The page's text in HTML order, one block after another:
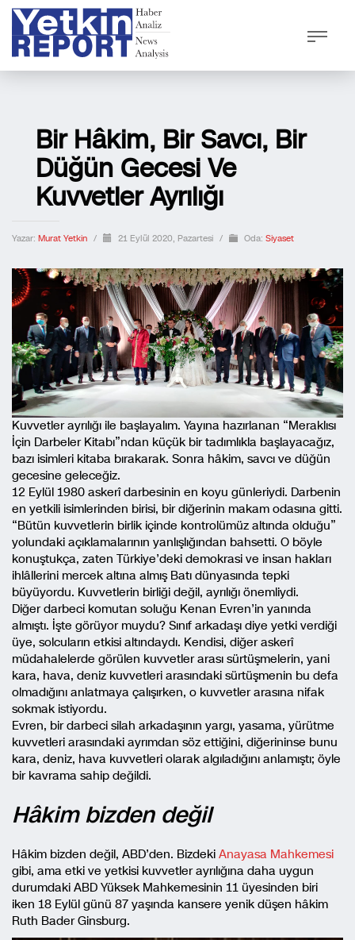
Bir Hâkim, Bir Savcı, Bir
Düğün Gecesi Ve
Kuvvetler Ayrılığı
Yazar: Murat Yetkin / 21 Eylül 2020, Pazartesi / Oda: Siyaset
Kuvvetler ayrılığı ile başlayalım. Yayına hazırlanan “Meraklısı
İçin Darbeler Kitabı”ndan küçük bir tadımlıkla başlayacağız,
bazı isimleri kitaba bırakarak. Sonra hâkim, savcı ve düğün
gecesine geleceğiz.
12 Eylül 1980 askerî darbesinin en koyu günleriydi. Darbenin
en yetkili isimlerinden birisi, bir diğerinin makam odasına gitti.
“Bütün kuvvetlerin birlik içinde kontrolümüz altında olduğu”
yolundaki açıklamalarının yanlışlığından bahsetti. O böyle
konuştukça, zaten Türkiye’deki demokrasi ve insan hakları
ihlâllerini mercek altına almış Batı dünyasında tepki
büyüyordu. Kuvvetlerin birliği değil, ayrılığı önemliydi.
Diğer darbeci komutan soluğu Kenan Evren’in yanında
almıştı. İşte görüyor muydu? Sınıf arkadaşı diye yetki verdiği
üye, solcuların etkisi altındaydı. Kendisi, diğer askerî
müdahalelerde görülen kuvvetler arası sürtüşmelerin, yani
kara, hava, deniz kuvvetleri arasındaki sürtüşmenin bu defa
olmadığını anlatmaya çalışırken, o kuvvetler arasına nifak
sokmak istiyordu.
Evren, bir darbeci silah arkadaşının yargı, yasama, yürütme
kuvvetleri arasındaki ayrımdan söz ettiğini, diğerininse bunu
kara, deniz, hava kuvvetleri olarak algıladığını anlamıştı; öyle
bir kavrama sahip değildi.
Hâkim bizden değil
Hâkim bizden değil, ABD’den. Bizdeki Anayasa Mahkemesi
gibi, ama etki ve yetkisi kuvvetler ayrılığına daha uygun
durumdaki ABD Yüksek Mahkemesinin 11 üyesinden biri
iken 18 Eylül günü 87 yaşında kansere yenik düşen hâkim
Ruth Bader Ginsburg.